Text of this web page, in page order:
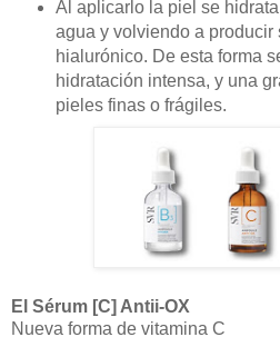
Al aplicarlo la piel se
agua y volviendo a producir
hialurónico. De esta forma
hidratación intensa, y una
pieles finas o frágiles.
El Sérum [C] Antii-OX
Nueva forma de vitamina C